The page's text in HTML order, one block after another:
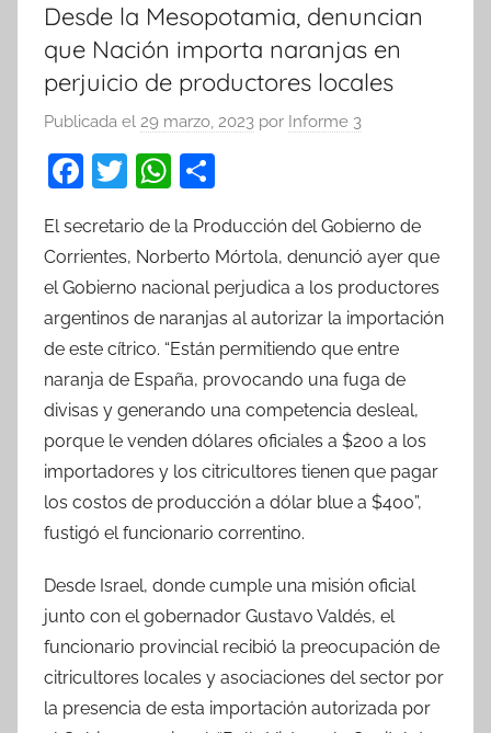
Desde la Mesopotamia, denuncian
que Nación importa naranjas en
perjuicio de productores locales
Publicada el 29 marzo, 2023 por Informe 3
F
c
e
b
o
o
k
T
itt
er
W
at
s
A
p
p
m
p
ar
tir
El secretario de la Producción del Gobierno de
Corrientes, Norberto Mórtola, denunció ayer que
el Gobierno nacional perjudica a los productores
argentinos de naranjas al autorizar la importación
de este cítrico. “Están permitiendo que entre
naranja de España, provocando una fuga de
divisas y generando una competencia desleal,
porque le venden dólares oficiales a $200 a los
importadores y los citricultores tienen que pagar
los costos de producción a dólar blue a $400”,
fustigó el funcionario correntino.
Desde Israel, donde cumple una misión oficial
junto con el gobernador Gustavo Valdés, el
funcionario provincial recibió la preocupación de
citricultores locales y asociaciones del sector por
la presencia de esta importación autorizada por